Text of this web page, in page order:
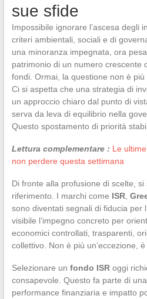
sue sfide
Impossibile ignorare l’ascesa degli
criteri ambientali, sociali e di
una minoranza impegnata, ora
patrimonio di un numero crescente
fondi. Ormai, la questione non è più
Ci si aspetta che una strategia di
un approccio chiaro dal punto di
serva da leva di equilibrio nella
Questo spostamento di priorità
Lettura complementare : Le
non perdere questa settimana
Di fronte alla profusione di scelte,
riferimento. I marchi come ISR,
sono diventati segnali di fiducia per
visibile l’impegno concreto per
economici controllati, trasparenti,
collettivo. Non è più un’eccezione,
Selezionare un fondo ISRoggi
consapevole. Questo fa parte di
performance finanziaria e impatto